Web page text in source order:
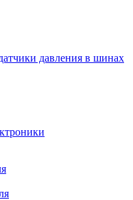
давления в шинах